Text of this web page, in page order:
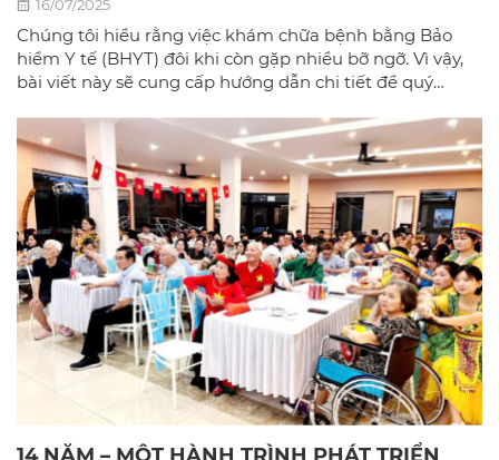
16/07/2025
Chúng tôi hiểu rằng việc khám chữa bệnh bằng Bảo
hiểm Y tế (BHYT) đôi khi còn gặp nhiều bỡ ngỡ. Vì vậy,
bài viết này sẽ cung cấp hướng dẫn chi tiết để quý
quả nhất tại phòng khám đa khoa Bác sĩ gia đình hà
Nội.